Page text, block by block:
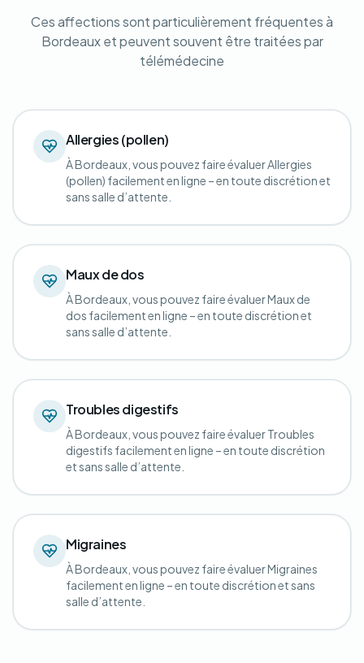
Ces affections sont particulièrement fréquentes à
Bordeaux et peuvent souvent être traitées par
télémédecine
Allergies (pollen)
À Bordeaux, vous pouvez faire évaluer Allergies
(pollen) facilement en ligne – en toute discrétion et
sans salle d’attente.
Maux de dos
À Bordeaux, vous pouvez faire évaluer Maux de
dos facilement en ligne – en toute discrétion et
sans salle d’attente.
Troubles digestifs
À Bordeaux, vous pouvez faire évaluer Troubles
digestifs facilement en ligne – en toute discrétion
et sans salle d’attente.
Migraines
À Bordeaux, vous pouvez faire évaluer Migraines
facilement en ligne – en toute discrétion et sans
salle d’attente.